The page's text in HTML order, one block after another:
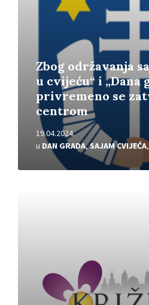
Zbog održavanja
u cvijeću“ i „Dana
privremeno se
centrom
19.04.2024.
u DAN GRADA,SAJAM CVIJEĆA